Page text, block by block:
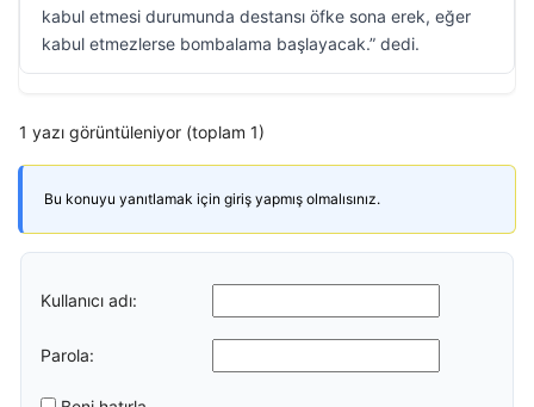
kabul etmesi durumunda destansı öfke sona erek, eğer
kabul etmezlerse bombalama başlayacak.” dedi.
1 yazı görüntüleniyor (toplam 1)
Bu konuyu yanıtlamak için giriş yapmış olmalısınız.
Kullanıcı adı:
Parola: